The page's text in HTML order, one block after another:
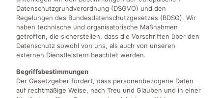
Datenschutzgrundverordnung (DSGVO) und den
Regelungen des Bundesdatenschutzgesetzes (BDSG). Wir
haben technische und organisatorische Maßnahmen
getroffen, die sicherstellen, dass die Vorschriften über den
Datenschutz sowohl von uns, als auch von unseren
externen Dienstleistern beachtet werden.
Begriffsbestimmungen
Der Gesetzgeber fordert, dass personenbezogene Daten
auf rechtmäßige Weise, nach Treu und Glauben und in einer